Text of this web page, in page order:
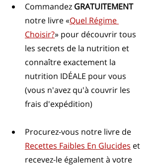
Commandez GRATUITEMENT
notre livre «Quel Régime
Choisir?» pour découvrir tous
les secrets de la nutrition et
connaître exactement la
nutrition IDÉALE pour vous
(vous n'avez qu'à couvrir les
frais d'expédition)
Procurez-vous notre livre de
Recettes Faibles En Glucides et
recevez-le également à votre